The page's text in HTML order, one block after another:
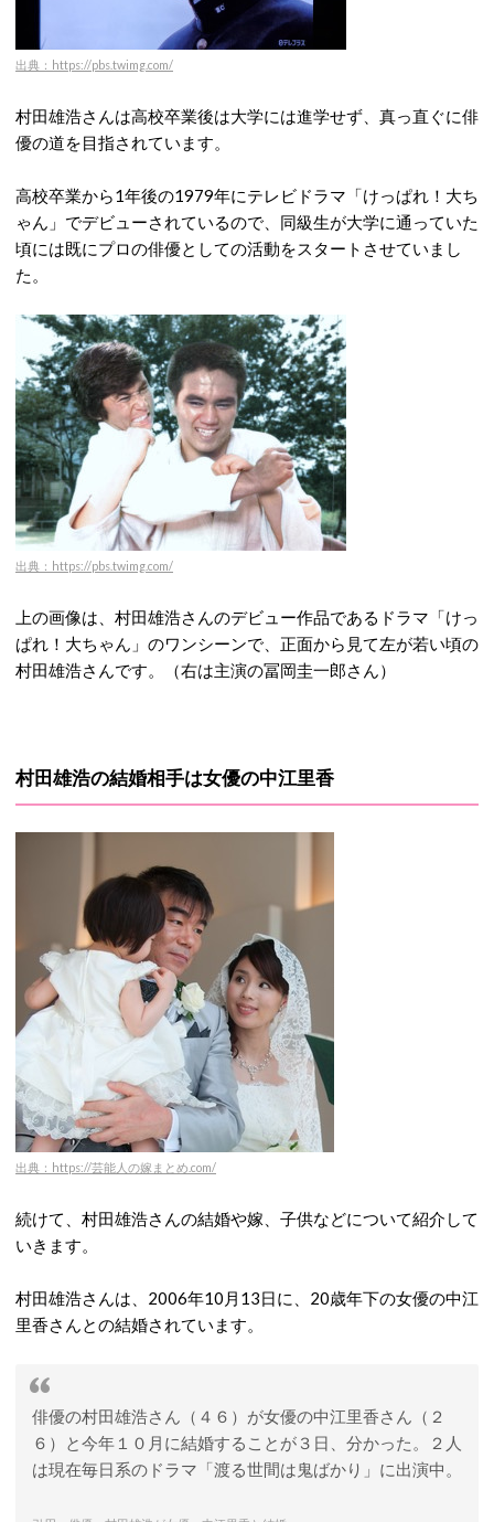
出典：https://pbs.twimg.com/
村田雄浩さんは高校卒業後は大学には進学せず、真っ直ぐに俳
優の道を目指されています。
高校卒業から1年後の1979年にテレビドラマ「けっぱれ！大ち
ゃん」でデビューされているので、同級生が大学に通っていた
頃には既にプロの俳優としての活動をスタートさせていまし
た。
出典：https://pbs.twimg.com/
上の画像は、村田雄浩さんのデビュー作品であるドラマ「けっ
ぱれ！大ちゃん」のワンシーンで、正面から見て左が若い頃の
村田雄浩さんです。（右は主演の冨岡圭一郎さん）
村田雄浩の結婚相手は女優の中江里香
出典：https://芸能人の嫁まとめ.com/
続けて、村田雄浩さんの結婚や嫁、子供などについて紹介して
いきます。
村田雄浩さんは、2006年10月13日に、20歳年下の女優の中江
里香さんとの結婚されています。
俳優の村田雄浩さん（４６）が女優の中江里香さん（２
６）と今年１０月に結婚することが３日、分かった。２人
は現在毎日系のドラマ「渡る世間は鬼ばかり」に出演中。